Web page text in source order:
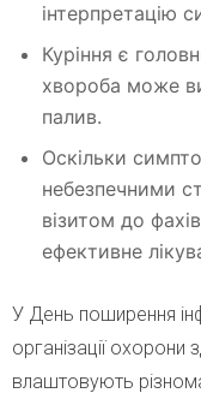
інтерпретацію
Куріння є
хвороба може
палив.
Оскільки
небезпечними
візитом до
ефективне
У День поширення
організації охорони
влаштовують